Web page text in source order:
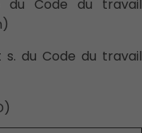
du Code du travail
s. du Code du travail